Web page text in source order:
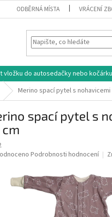
ODBĚRNÁ MÍSTA VRÁCENÍ
vložku do autosedačky nebo kočárku
Merino spací pytel s
spací pytel s
Podrobnosti hodnocení